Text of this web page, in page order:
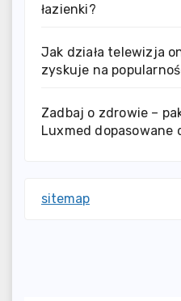
łazienki?
Jak działa telewizja
zyskuje na
Zadbaj o zdrowie –
Luxmed dopasowane
sitemap